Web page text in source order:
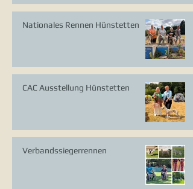
Nationales Rennen Hünstetten
CAC Ausstellung Hünstetten
Verbandssiegerrennen